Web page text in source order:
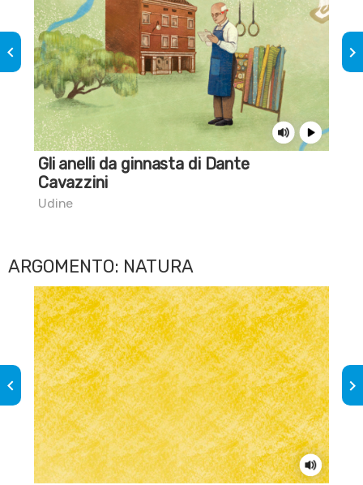
Gli anelli da ginnasta di Dante
Cavazzini
Udine
keyboard_arrow_left keyboard_arrow_right
ARGOMENTO: NATURA
keyboard_arrow_left keyboard_arrow_right